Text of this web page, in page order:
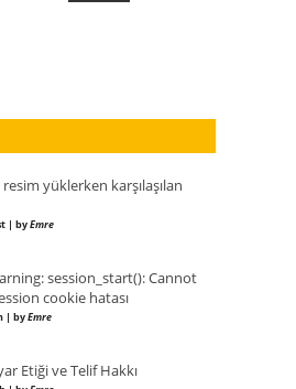
resim yüklerken karşılaşılan
| byEmre
session_start(): Cannot
cookie hatası
| byEmre
Etiği ve Telif Hakkı